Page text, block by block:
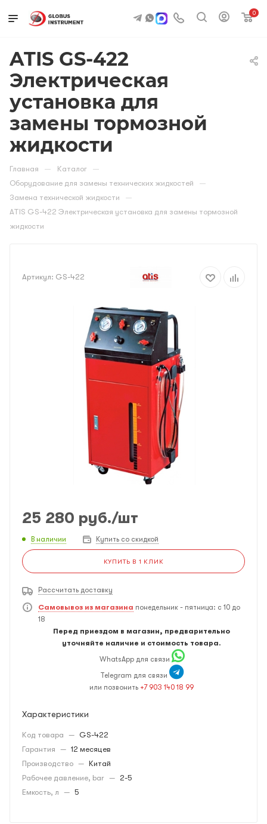
0
ATIS GS-422
Электрическая
установка для
замены тормозной
жидкости
Главная — Каталог —
Оборудование для замены технических жидкостей —
Замена технической жидкости —
ATIS GS-422 Электрическая установка для замены тормозной
жидкости
Артикул: GS-422
25 280 руб./шт
В наличии Купить со скидкой
КУПИТЬ В 1 КЛИК
Рассчитать доставку
Самовывоз из магазина понедельник - пятница: с 10 до
18
Перед приездом в магазин, предварительно
уточняйте наличие и стоимость товара.
WhatsApp для связи
Telegram для связи
или позвонить +7 903 140 18 99
Характеристики
Код товара — GS-422
Гарантия — 12 месяцев
Производство — Китай
Рабочее давление, bar — 2-5
Емкость, л — 5